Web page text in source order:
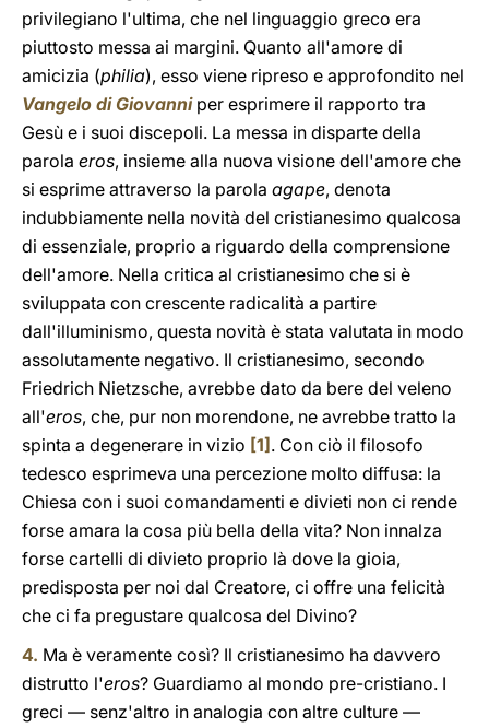
privilegiano l'ultima, che nel linguaggio greco era
piuttosto messa ai margini. Quanto all'amore di
amicizia (philia), esso viene ripreso e approfondito nel
Vangelo di Giovanniper esprimere il rapporto tra
Gesù e i suoi discepoli. La messa in disparte della
parola eros, insieme alla nuova visione dell'amore che
si esprime attraverso la parola agape, denota
indubbiamente nella novità del cristianesimo qualcosa
di essenziale, proprio a riguardo della comprensione
dell'amore. Nella critica al cristianesimo che si è
sviluppata con crescente radicalità a partire
dall'illuminismo, questa novità è stata valutata in modo
assolutamente negativo. Il cristianesimo, secondo
Friedrich Nietzsche, avrebbe dato da bere del veleno
all'eros, che, pur non morendone, ne avrebbe tratto la
spinta a degenerare in vizio [1] . Con ciò il filosofo
tedesco esprimeva una percezione molto diffusa: la
Chiesa con i suoi comandamenti e divieti non ci rende
forse amara la cosa più bella della vita? Non innalza
forse cartelli di divieto proprio là dove la gioia,
predisposta per noi dal Creatore, ci offre una felicità
che ci fa pregustare qualcosa del Divino?
4. Ma è veramente così? Il cristianesimo ha davvero
distrutto l'eros? Guardiamo al mondo pre-cristiano. I
greci — senz'altro in analogia con altre culture —